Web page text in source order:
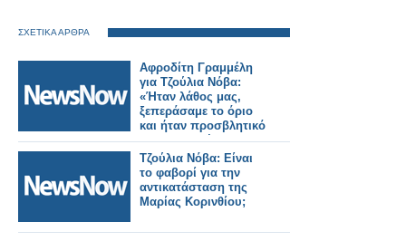
ΣΧΕΤΙΚΑ ΑΡΘΡΑ
Αφροδίτη Γραμμέλη
για Τζούλια Νόβα:
«Ήταν λάθος μας,
ξεπεράσαμε το όριο
και ήταν προσβλητικό
για την κοπέλα»
Τζούλια Νόβα: Είναι
το φαβορί για την
αντικατάσταση της
Μαρίας Κορινθίου;